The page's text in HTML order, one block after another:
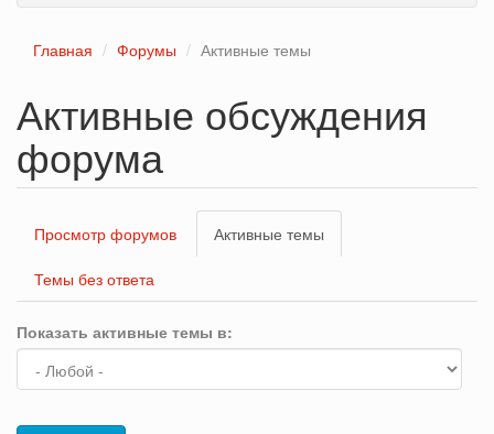
Главная Форумы Активные темы
Активные обсуждения
форума
Главные
вкладки
Просмотр форумов Активные темы
вкладка)
Темы без ответа
Показать активные темы в: